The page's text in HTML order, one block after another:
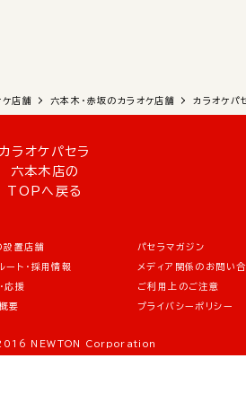
ケ店舗 六本木・赤坂のカラオケ店舗 カラオケパ
カラオケパセラ
六本木店の
TOPへ戻る
置店舗 パセラマガジン
ート・採用情報 メディア関係のお問い
応援 ご利用上のご注意
要 プライバシーポリシー
NEWTON Corporation